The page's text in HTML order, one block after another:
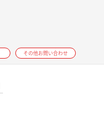
その他お問い合わせ